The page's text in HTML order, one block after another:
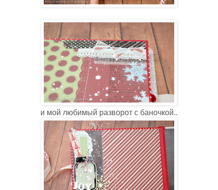
и мой любимый разворот с баночкой..